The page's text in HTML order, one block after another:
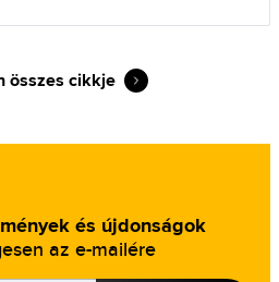
összes cikkje
és újdonságok
az e-mailére